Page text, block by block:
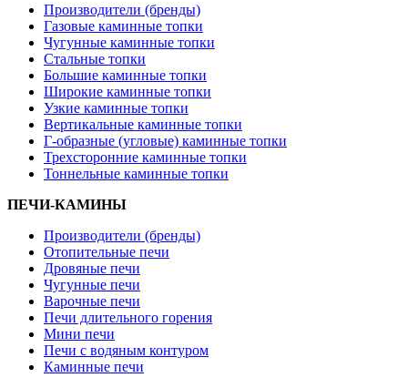
Производители (бренды)
Газовые каминные топки
Чугунные каминные топки
Стальные топки
Большие каминные топки
Широкие каминные топки
Узкие каминные топки
Вертикальные каминные топки
Г-образные (угловые) каминные топки
Трехсторонние каминные топки
Тоннельные каминные топки
ПЕЧИ-КАМИНЫ
Производители (бренды)
Отопительные печи
Дровяные печи
Чугунные печи
Варочные печи
Печи длительного горения
Мини печи
Печи с водяным контуром
Каминные печи